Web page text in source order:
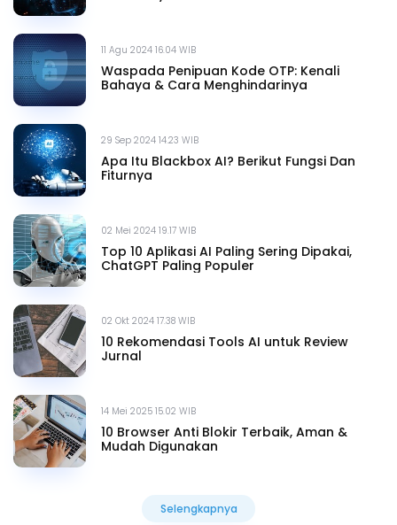
11 Agu 2024 16.04 WIB
Waspada Penipuan Kode OTP: Kenali
Bahaya & Cara Menghindarinya
29 Sep 2024 14.23 WIB
Apa Itu Blackbox AI? Berikut Fungsi Dan
Fiturnya
02 Mei 2024 19.17 WIB
Top 10 Aplikasi AI Paling Sering Dipakai,
ChatGPT Paling Populer
02 Okt 2024 17.38 WIB
10 Rekomendasi Tools AI untuk Review
Jurnal
14 Mei 2025 15.02 WIB
10 Browser Anti Blokir Terbaik, Aman &
Mudah Digunakan
Selengkapnya